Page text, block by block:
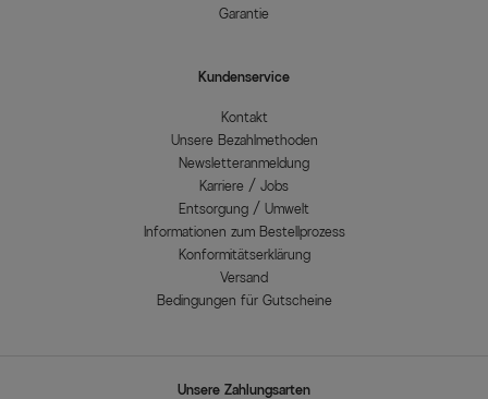
Garantie
Kundenservice
Kontakt
Unsere Bezahlmethoden
Newsletteranmeldung
Karriere / Jobs
Entsorgung / Umwelt
Informationen zum Bestellprozess
Konformitätserklärung
Versand
Bedingungen für Gutscheine
Unsere Zahlungsarten